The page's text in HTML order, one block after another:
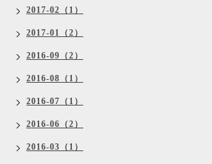
2017-02（1）
2017-01（2）
2016-09（2）
2016-08（1）
2016-07（1）
2016-06（2）
2016-03（1）